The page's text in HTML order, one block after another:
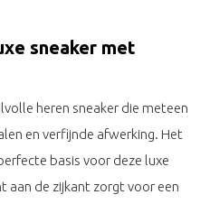
sneaker met
heren sneaker die meteen
en verfijnde afwerking. Het
basis voor deze luxe
aan de zijkant zorgt voor een